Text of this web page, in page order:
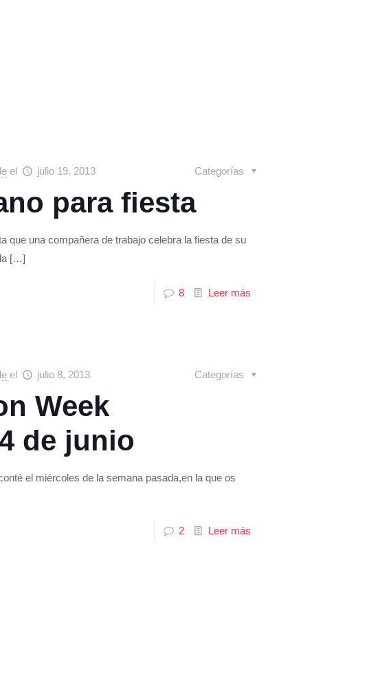
el julio 19, 2013 Categorías
para fiesta
que una compañera de trabajo celebra la fiesta de su
[…]
8 Leer más
el julio 8, 2013 Categorías
Week
de junio
el miércoles de la semana pasada,en la que os
2 Leer más